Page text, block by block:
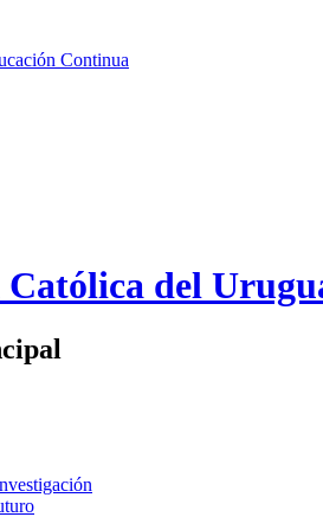
Continua
del